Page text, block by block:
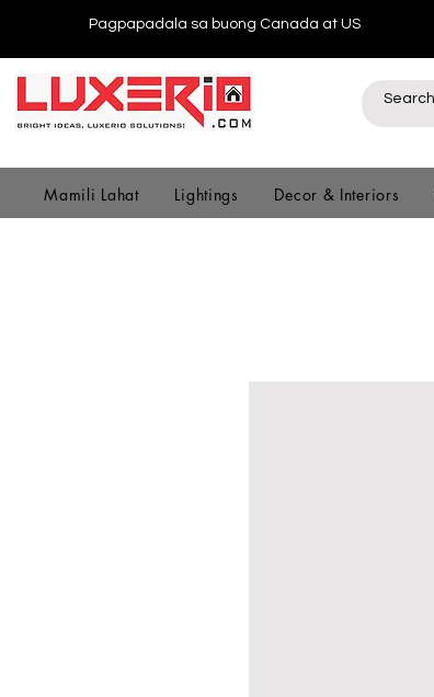
Pagpapadala sa buong Canada at US
Mamili Lahat Lightings Decor & Interiors